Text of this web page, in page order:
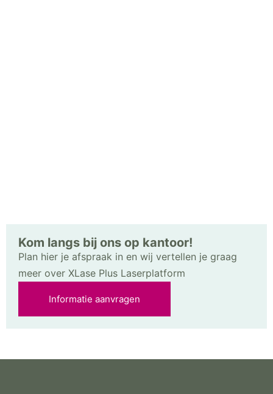
Kom langs bij ons op kantoor!
Plan hier je afspraak in en wij vertellen je graag
meer over XLase Plus Laserplatform
Informatie aanvragen